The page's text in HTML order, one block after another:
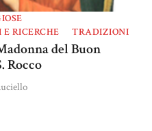
E RICERCHE TRADIZIONI
del Buon
Rocco